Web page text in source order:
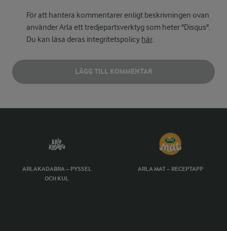
För att hantera kommentarer enligt beskrivningen ovan
använder Arla ett tredjepartsverktyg som heter "Disqus".
Du kan läsa deras integritetspolicy här.
LÄGG TILL KOMMENTAR
ARLAKADABRA – PYSSEL
OCH KUL
ARLA MAT – RECEPTAPP